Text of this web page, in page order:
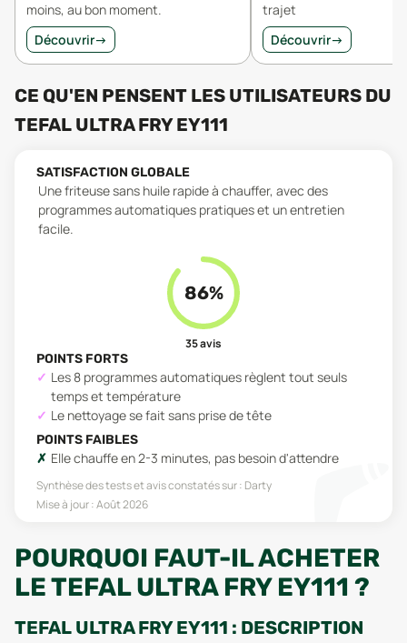
moins, au bon moment.
Découvrir→
trajet
Découvrir→
CE QU'EN PENSENT LES UTILISATEURS DU
TEFAL ULTRA FRY EY111
SATISFACTION GLOBALE
Une friteuse sans huile rapide à chauffer, avec des
programmes automatiques pratiques et un entretien
facile.
86%
35avis
POINTS FORTS
Les 8 programmes automatiques règlent tout seuls
temps et température
Le nettoyage se fait sans prise de tête
POINTS FAIBLES
Elle chauffe en 2-3 minutes, pas besoin d'attendre
Synthèse des tests et avis constatés sur : Darty
Mise à jour :Août 2026
POURQUOI FAUT-IL ACHETER
LE TEFAL ULTRA FRY EY111 ?
TEFAL ULTRA FRY EY111 : DESCRIPTION